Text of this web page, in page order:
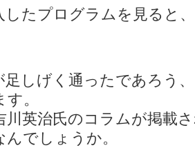
したプログラムを見ると
足しげく通ったであろう
。
川英治氏のコラムが掲載
でしょうか。